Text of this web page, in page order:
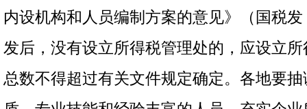
内设机构和人员编制方案的意见》（国税
发后，没有设立所得税管理处的，应设立
总数不得超过有关文件规定确定。各地要